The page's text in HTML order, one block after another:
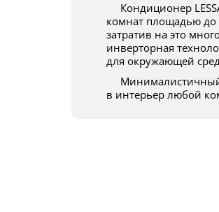
Кондиционер LESSAR LS-HE18KSE2/LU-HE18KSE2 — отличное решение для
комнат площадью до
затратив на это
инверторная
для окружающей
Минималистичный дизайн внутреннего блока позволяет вписать устройство
в интерьер любой